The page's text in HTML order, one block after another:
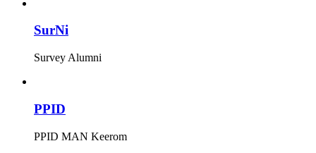
SurNi
Survey Alumni
PPID
PPID MAN Keerom